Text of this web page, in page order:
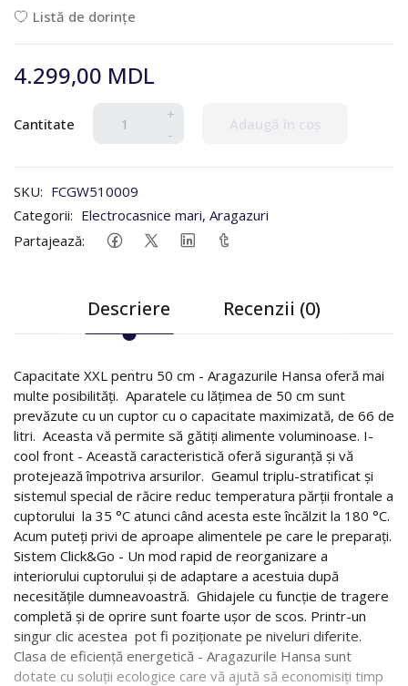
Listă de dorințe
4.299,00 MDL
Cantitate
+
-
Adaugă în coș
SKU: FCGW510009
Categorii: Electrocasnice mari, Aragazuri
Partajează:
Descriere Recenzii (0)
Capacitate XXL pentru 50 cm - Aragazurile Hansa oferă mai
multe posibilităţi. Aparatele cu lăţimea de 50 cm sunt
prevăzute cu un cuptor cu o capacitate maximizată, de 66 de
litri. Aceasta vă permite să gătiţi alimente voluminoase. I-
cool front - Această caracteristică oferă siguranţă şi vă
protejează împotriva arsurilor. Geamul triplu-stratificat şi
sistemul special de răcire reduc temperatura părţii frontale a
cuptorului la 35 °C atunci când acesta este încălzit la 180 °C.
Acum puteţi privi de aproape alimentele pe care le preparaţi.
Sistem Click&Go - Un mod rapid de reorganizare a
interiorului cuptorului şi de adaptare a acestuia după
necesitățile dumneavoastră. Ghidajele cu funcţie de tragere
completă şi de oprire sunt foarte uşor de scos. Printr-un
singur clic acestea pot fi poziţionate pe niveluri diferite.
Clasa de eficienţă energetică - Aragazurile Hansa sunt
dotate cu soluţii ecologice care vă ajută să economisiţi timp